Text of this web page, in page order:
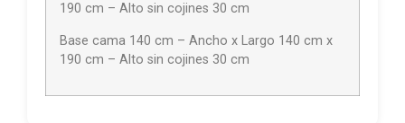
190 cm – Alto sin cojines 30 cm
Base cama 140 cm – Ancho x Largo 140 cm x
190 cm – Alto sin cojines 30 cm